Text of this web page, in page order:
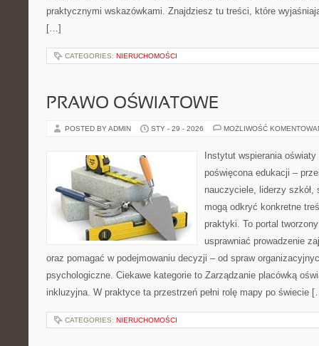
praktycznymi wskazówkami. Znajdziesz tu treści, które
[…]
CATEGORIES: NIERUCHOMOŚCI
PRAWO OŚWIATOWE
POSTED BY ADMIN STY - 29 - 2026 MOŻLIWOŚĆ
Instytut wspierania
poświęcona edukacji –
nauczyciele, liderzy szkół,
mogą odkryć konkretne
praktyki. To portal
usprawniać prowadzenie
oraz pomagać w podejmowaniu decyzji – od spraw
psychologiczne. Ciekawe kategorie to Zarządzanie placówką
inkluzyjna. W praktyce ta przestrzeń pełni rolę mapy po świecie
CATEGORIES: NIERUCHOMOŚCI